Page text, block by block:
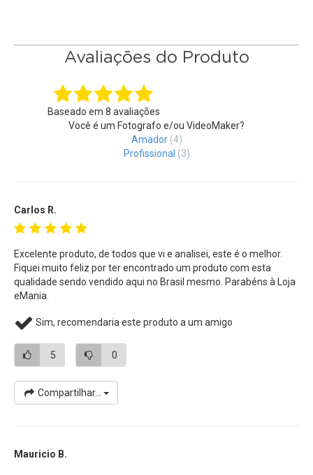
Avaliações do Produto
Baseado em 8 avaliações
Você é um Fotografo e/ou VideoMaker?
Amador (4)
Profissional (3)
Carlos R.
Excelente produto, de todos que vi e analisei, este é o melhor.
Fiquei muito feliz por ter encontrado um produto com esta
qualidade sendo vendido aqui no Brasil mesmo. Parabéns à Loja
eMania.
Sim, recomendaria este produto a um amigo
5 0
Compartilhar...
Mauricio B.